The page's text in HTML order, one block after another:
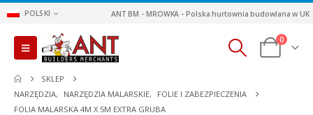
POLSKI ANT BM - MROWKA - Polska hurtownia budowlana w UK
0
SKLEP
NARZĘDZIA, NARZĘDZIA MALARSKIE,
FOLIE I ZABEZPIECZENIA
FOLIA MALARSKA 4M X 5M EXTRA GRUBA